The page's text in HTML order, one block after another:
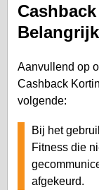
Aanvullend op
Cashback
volgende:
Bij het
Fitness die
afgekeurd.